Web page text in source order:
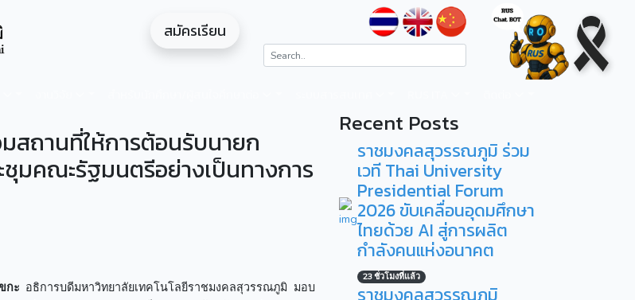
สมัครเรียน
สถานที่ให้การต้อนรับนายก
มคณะรัฐมนตรีอย่างเป็นทางการ
กะ อธิการบดีมหาวิทยาลัยเทคโนโลยีราชมงคลสุวรรณภูมิ มอบ
Recent Posts
ราชมงคลสุวรรณภูมิ ร่วม
เวที Thai University
Presidential Forum
2026 ขับเคลื่อนอุดมศึกษา
ไทยด้วย AI สู่การผลิต
กำลังคนแห่งอนาคต
23 ชั่วโมงที่แล้ว